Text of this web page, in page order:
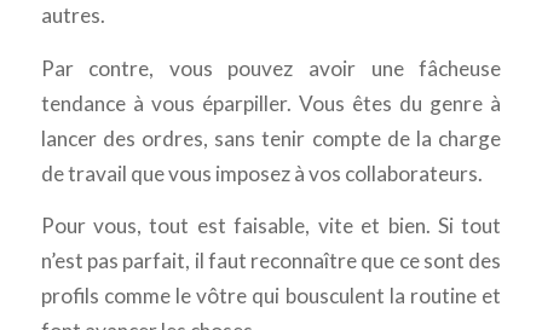
autres.
Par contre, vous pouvez avoir une fâcheuse
tendance à vous éparpiller. Vous êtes du genre à
lancer des ordres, sans tenir compte de la charge
de travail que vous imposez à vos collaborateurs.
Pour vous, tout est faisable, vite et bien. Si tout
n’est pas parfait, il faut reconnaître que ce sont des
profils comme le vôtre qui bousculent la routine et